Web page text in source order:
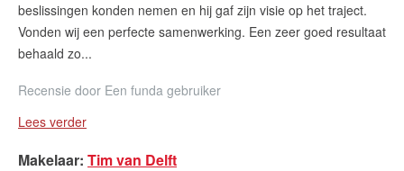
beslissingen konden nemen en hij gaf zijn visie op het traject.
Vonden wij een perfecte samenwerking. Een zeer goed resultaat
behaald zo...
Recensie door Een funda gebruiker
Lees verder
Makelaar: Tim van Delft